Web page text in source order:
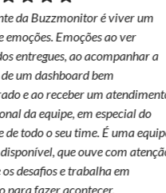
da Buzzmonitor é viver um
Emoções ao ver
entregues, ao acompanhar a
um dashboard bem
e ao receber um atendimento
da equipe, em especial do
todo o seu time. É uma equipe
que ouve com atenção,
desafios e trabalha em
fazer acontecer.